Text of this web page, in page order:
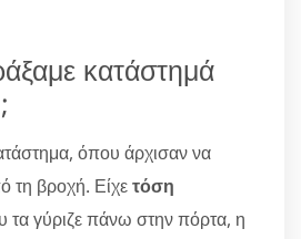
κατάστημά
όπου άρχισαν να
τη βροχή. Είχετόση
τα γύριζε πάνω στην πόρτα, η